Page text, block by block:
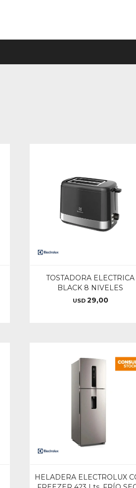
TOSTADORA ELECTRICA
BLACK 8 NIVELES
USD 29,00
HELADERA ELECTROLUX